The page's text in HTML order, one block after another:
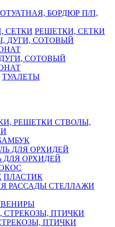
БОРДЮР П/П,
РЕШЕТКИ, СЕТКИ
СОТОВЫЙ
ТУАЛЕТЫ
СТВОЛЫ,
ДЛЯ ОРХИДЕЙ
ПЛАСТИК
СТЕЛЛАЖИ
ПТИЧКИ